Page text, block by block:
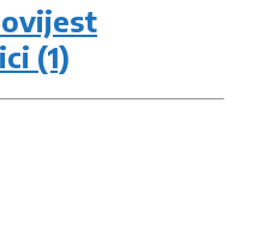
(1)